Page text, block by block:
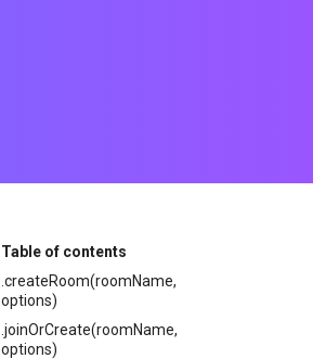
Table of contents
.createRoom(roomName,
options)
.joinOrCreate(roomName,
options)